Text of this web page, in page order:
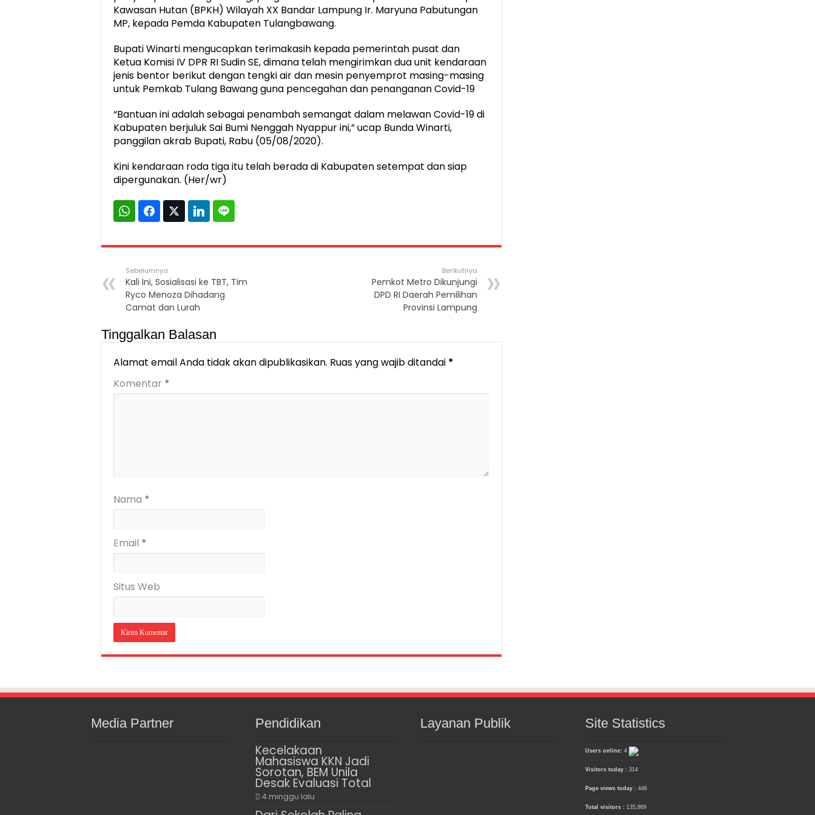
Kawasan Hutan (BPKH) Wilayah XX Bandar Lampung Ir. Maryuna Pabutungan
MP, kepada Pemda Kabupaten Tulangbawang.
Bupati Winarti mengucapkan terimakasih kepada pemerintah pusat dan
Ketua Komisi IV DPR RI Sudin SE, dimana telah mengirimkan dua unit kendaraan
jenis bentor berikut dengan tengki air dan mesin penyemprot masing-masing
untuk Pemkab Tulang Bawang guna pencegahan dan penanganan Covid-19
“Bantuan ini adalah sebagai penambah semangat dalam melawan Covid-19 di
Kabupaten berjuluk Sai Bumi Nenggah Nyappur ini,” ucap Bunda Winarti,
panggilan akrab Bupati, Rabu (05/08/2020).
Kini kendaraan roda tiga itu telah berada di Kabupaten setempat dan siap
dipergunakan. (Her/wr)
Sebelumnya
Kali Ini, Sosialisasi ke TBT, Tim
Ryco Menoza Dihadang
Camat dan Lurah
Berikutnya
Pemkot Metro Dikunjungi
DPD RI Daerah Pemilihan
Provinsi Lampung
Tinggalkan Balasan
Alamat email Anda tidak akan dipublikasikan. Ruas yang wajib ditandai *
Komentar *
Nama *
Email *
Situs Web
Media Partner Pendidikan
Kecelakaan
Mahasiswa KKN Jadi
Sorotan, BEM Unila
Desak Evaluasi Total
4 minggu lalu
Layanan Publik Site Statistics
Users online: 4
Visitors today : 314
Page views today : 446
Total visitors : 135,869